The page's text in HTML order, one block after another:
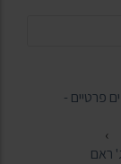
פרטיים -